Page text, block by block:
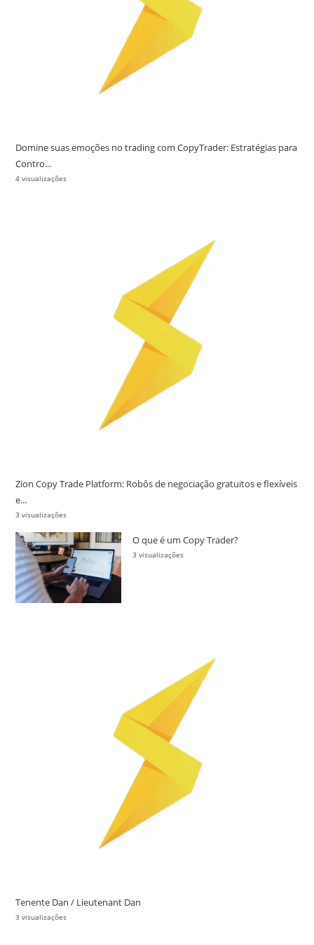
Domine suas emoções no trading com CopyTrader: Estratégias para
Contro...
4 visualizações
Zion Copy Trade Platform: Robôs de negociação gratuitos e flexíveis
e...
3 visualizações
O que é um Copy Trader?
3 visualizações
Tenente Dan / Lieutenant Dan
3 visualizações